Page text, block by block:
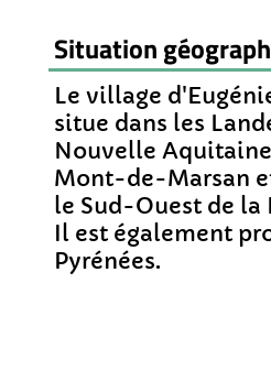
Situation
Le village
situe dans les
Nouvelle
Mont-de-Marsan
le Sud-Ouest de la
Il est également
Pyrénées.